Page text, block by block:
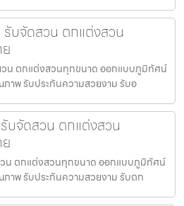
บจัดสวน ตกแต่งสวน
น ตกแต่งสวนทุกขนาด ออกแบบภูมิทัศน์
ภาพ รับประกันความสวยงาม รับอ
บจัดสวน ตกแต่งสวน
น ตกแต่งสวนทุกขนาด ออกแบบภูมิทัศน์
ภาพ รับประกันความสวยงาม รับตก